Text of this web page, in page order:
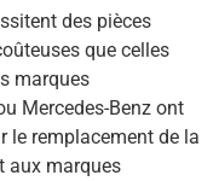
des pièces
que celles
marques
Mercedes-Benz ont
le remplacement de la
aux marques